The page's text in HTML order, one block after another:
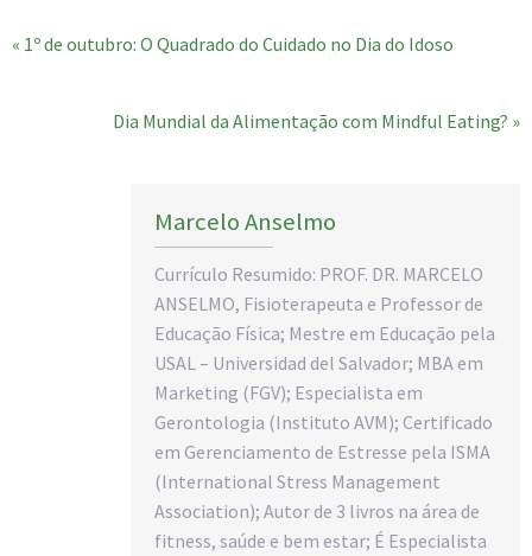
« 1º de outubro: O Quadrado do Cuidado no Dia do Idoso
Dia Mundial da Alimentação com Mindful Eating? »
Marcelo Anselmo
Currículo Resumido: PROF. DR. MARCELO
ANSELMO, Fisioterapeuta e Professor de
Educação Física; Mestre em Educação pela
USAL – Universidad del Salvador; MBA em
Marketing (FGV); Especialista em
Gerontologia (Instituto AVM); Certificado
em Gerenciamento de Estresse pela ISMA
(International Stress Management
Association); Autor de 3 livros na área de
fitness, saúde e bem estar; É Especialista